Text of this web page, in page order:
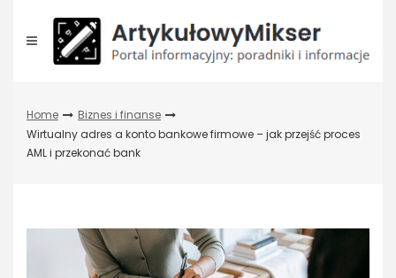
content
Home
Biznes i finanse
Wirtualny adres a konto bankowe firmowe – jak przejść proces
AML i przekonać bank